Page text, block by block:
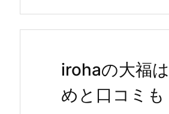
irohaの大福
めと口コミも